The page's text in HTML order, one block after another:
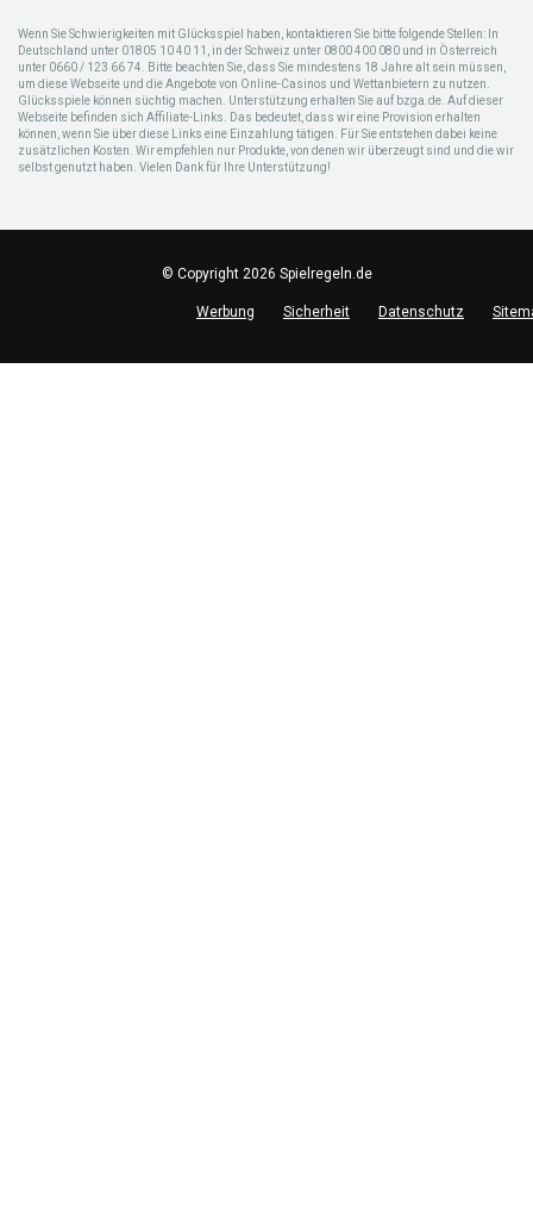
Wenn Sie Schwierigkeiten mit Glücksspiel haben, kontaktieren Sie bitte folgende Stellen: In
Deutschland unter 01805 10 40 11, in der Schweiz unter 0800 400 080 und in Österreich
unter 0660 / 123 66 74. Bitte beachten Sie, dass Sie mindestens 18 Jahre alt sein müssen,
um diese Webseite und die Angebote von Online-Casinos und Wettanbietern zu nutzen.
Glücksspiele können süchtig machen. Unterstützung erhalten Sie auf bzga.de. Auf dieser
Webseite befinden sich Affiliate-Links. Das bedeutet, dass wir eine Provision erhalten
können, wenn Sie über diese Links eine Einzahlung tätigen. Für Sie entstehen dabei keine
zusätzlichen Kosten. Wir empfehlen nur Produkte, von denen wir überzeugt sind und die wir
selbst genutzt haben. Vielen Dank für Ihre Unterstützung!
© Copyright 2026 Spielregeln.de
Werbung Sicherheit Datenschutz